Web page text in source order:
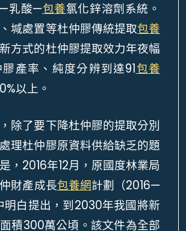
乳酸—包養氯化鋅溶劑系統。
堿處置等杜仲膠傳統提取包養
方式的杜仲膠提取效力年夜幅
產率、純度分辨到達91包養
以上。
除了要下降杜仲膠的提取分別
理杜仲膠原資料供給缺乏的題
，2016年12月，原國度林業局
財產成長包養網計劃（2016—
白提出，到2030年我國將新
積300萬公頃。該文件為全部